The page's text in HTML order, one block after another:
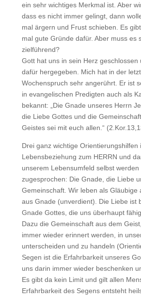
ein sehr wichtiges Merkmal ist. Aber
dass es nicht immer gelingt, dann
mal ärgern und Frust schieben. Es
mal gute Gründe dafür. Aber muss es
zielführend?
Gott hat uns in sein Herz geschlossen
dafür hergegeben. Mich hat in der
Wochenspruch sehr angerührt. Er ist
in evangelischen Predigten auch als
bekannt: „Die Gnade unseres Herrn
die Liebe Gottes und die
Geistes sei mit euch allen.“
Drei ganz wichtige Orientierungshilfen
Lebensbeziehung zum HERRN und
unserem Lebensumfeld selbst werden
zugesprochen: Die Gnade, die Liebe
Gemeinschaft. Wir leben als Gläubige
aus Gnade (unverdient). Die Liebe ist
Gnade Gottes, die uns überhaupt
Dazu die Gemeinschaft aus dem
immer wieder erinnert werden, in
unterscheiden und zu handeln
Segen ist die Erfahrbarkeit unseres
uns darin immer wieder beschenken
Es gibt da kein Limit und gilt allen
Erfahrbarkeit des Segens entsteht